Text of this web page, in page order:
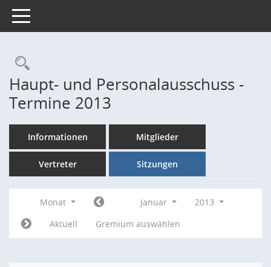
Toggle navigation
Rechercheauswahl
Haupt- und Personalausschuss -
Termine 2013
Informationen Mitglieder
Vertreter Sitzungen
Monat Januar
2013
Aktuell
Gremium auswählen